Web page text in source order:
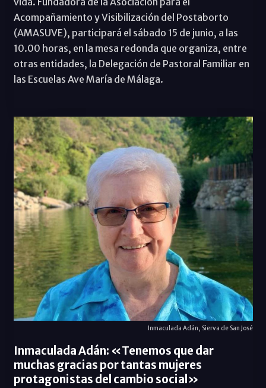
Acompañamiento y Visibilización del Postaborto
(AMASUVE), participará el sábado 15 de junio, a las
10.00 horas, en la mesa redonda que organiza, entre
otras entidades, la Delegación de Pastoral Familiar en
las Escuelas Ave María de Málaga.
Inmaculada Adán, Sierva de San José
Inmaculada Adán: «Tenemos que dar
muchas gracias por tantas mujeres
protagonistas del cambio social»